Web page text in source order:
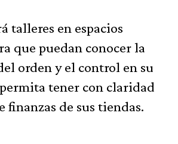
talleres en espacios
que puedan conocer la
orden y el control en su
tener con claridad
finanzas de sus tiendas.